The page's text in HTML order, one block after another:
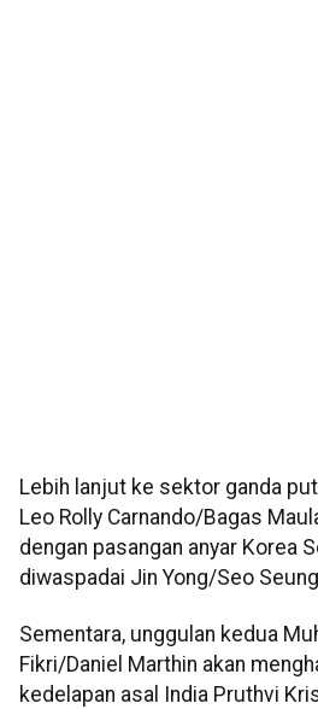
Lebih lanjut ke sektor ganda
Leo Rolly Carnando/Bagas
dengan pasangan anyar Korea
diwaspadai Jin Yong/Seo
Sementara, unggulan kedua
Fikri/Daniel Marthin akan
kedelapan asal India Pruthvi